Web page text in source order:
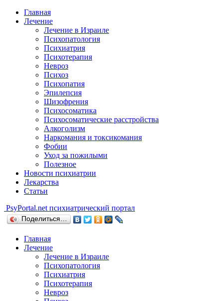
Главная
Лечение
Лечение в Израиле
Психопатология
Психиатрия
Психотерапия
Невроз
Психоз
Психопатия
Эпилепсия
Шизофрения
Психосоматика
Психосоматические расстройства
Алкоголизм
Наркомания и токсикомания
Фобии
Уход за пожилыми
Полезное
Новости психиатрии
Лекарства
Статьи
PsyPortal.net психиатрический портал
Поделиться…
Главная
Лечение
Лечение в Израиле
Психопатология
Психиатрия
Психотерапия
Невроз